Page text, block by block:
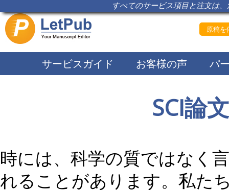
すべてのサービス項目と注文は
原稿を
サービスガイド お客様の声 パ
SCI論
時には、科学の質ではなく
れることがあります。私た